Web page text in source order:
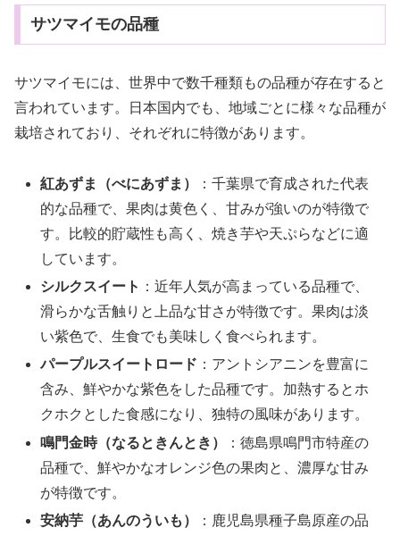
サツマイモの品種
サツマイモには、世界中で数千種類もの品種が存在すると
言われています。日本国内でも、地域ごとに様々な品種が
栽培されており、それぞれに特徴があります。
紅あずま（べにあずま）
：千葉県で育成された代表
的な品種で、果肉は黄色く、甘みが強いのが特徴で
す。比較的貯蔵性も高く、焼き芋や天ぷらなどに適
しています。
シルクスイート ：近年人気が高まっている品種で、
滑らかな舌触りと上品な甘さが特徴です。果肉は淡
い紫色で、生食でも美味しく食べられます。
パープルスイートロード ：アントシアニンを豊富に
含み、鮮やかな紫色をした品種です。加熱するとホ
クホクとした食感になり、独特の風味があります。
鳴門金時（なるときんとき）
：徳島県鳴門市特産の
品種で、鮮やかなオレンジ色の果肉と、濃厚な甘み
が特徴です。
安納芋（あんのういも）
：鹿児島県種子島原産の品